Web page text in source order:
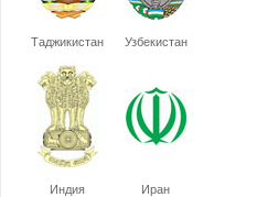
Таджикистан Узбекистан
Индия Иран